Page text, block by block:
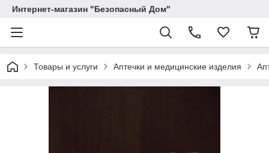
Интернет-магазин "Безопасный Дом"
Товары и услуги Аптечки и медицинские изделия